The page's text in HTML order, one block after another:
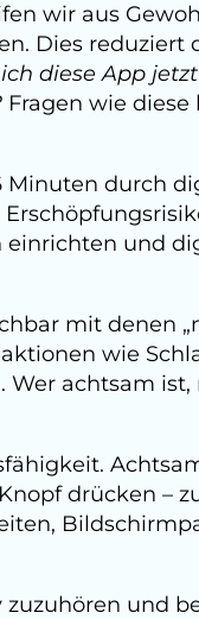
wir aus
Dies reduziert
diese App
Fragen wie diese
Minuten durch
und
mit denen
wie
Wer achtsam
drücken –
und